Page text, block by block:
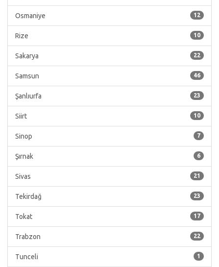
12
Osmaniye
10
Rize
22
Sakarya
46
Samsun
23
Şanlıurfa
10
Siirt
7
Sinop
6
Şırnak
21
Sivas
23
Tekirdağ
17
Tokat
22
Trabzon
1
Tunceli